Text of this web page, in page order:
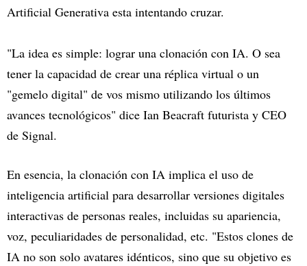
Artificial Generativa esta intentando cruzar.
"La idea es simple: lograr una clonación con IA. O sea
tener la capacidad de crear una réplica virtual o un
"gemelo digital" de vos mismo utilizando los últimos
avances tecnológicos" dice Ian Beacraft futurista y CEO
de Signal.
En esencia, la clonación con IA implica el uso de
inteligencia artificial para desarrollar versiones digitales
interactivas de personas reales, incluidas su apariencia,
voz, peculiaridades de personalidad, etc. "Estos clones de
IA no son solo avatares idénticos, sino que su objetivo es